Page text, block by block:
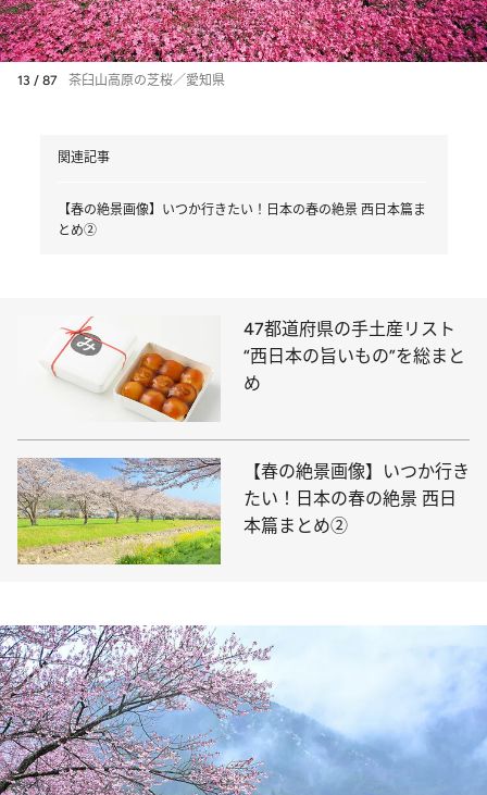
13 / 87 茶臼山高原の芝桜／愛知県
関連記事
【春の絶景画像】いつか行きたい！日本の春の絶景 西日本篇ま
とめ②
47都道府県の手土産リスト
“西日本の旨いもの”を総まと
め
【春の絶景画像】いつか行き
たい！日本の春の絶景 西日
本篇まとめ②